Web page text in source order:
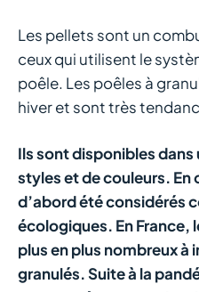
Les pellets sont un
ceux qui utilisent le
poêle. Les poêles à
hiver et sont très
Ils sont disponibles
styles et de couleurs.
d’abord été considérés
écologiques. En France,
plus en plus nombreux à
granulés. Suite à la